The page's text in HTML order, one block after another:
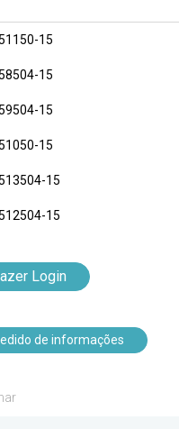
15
15
15
15
15
15
Login
de informações